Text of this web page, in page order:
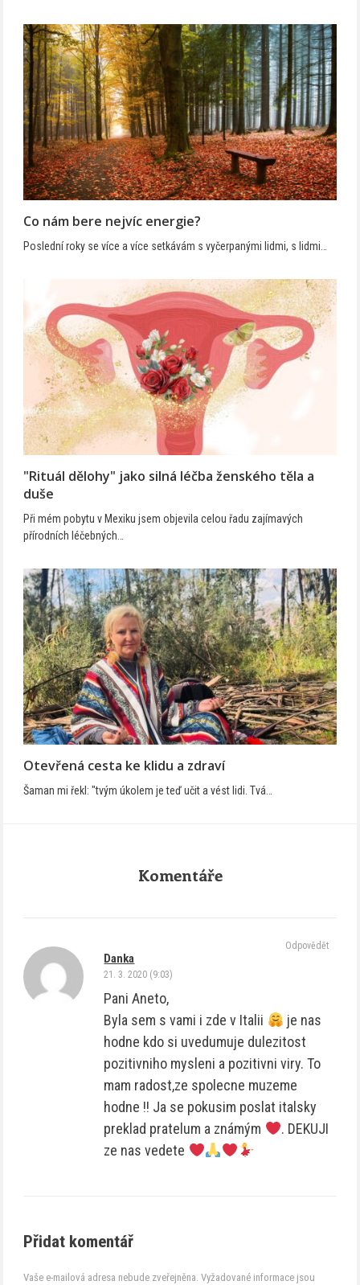
Co nám bere nejvíc energie?
Poslední roky se více a více setkávám s vyčerpanými lidmi, s lidmi…
"Rituál dělohy" jako silná léčba ženského těla a
duše
Při mém pobytu v Mexiku jsem objevila celou řadu zajímavých
přírodních léčebných…
Otevřená cesta ke klidu a zdraví
Šaman mi řekl: "tvým úkolem je teď učit a vést lidi. Tvá…
Komentáře
Danka
21. 3. 2020 (9:03)
Pani Aneto,
Byla sem s vami i zde v Italii
je nas
hodne kdo si uvedumuje dulezitost
pozitivniho mysleni a pozitivni viry. To
mam radost,ze spolecne muzeme
hodne !! Ja se pokusim poslat italsky
preklad pratelum a známým
. DEKUJI
ze nas vedete
Odpovědět
Přidat komentář
Vaše e-mailová adresa nebude zveřejněna. Vyžadované informace jsou